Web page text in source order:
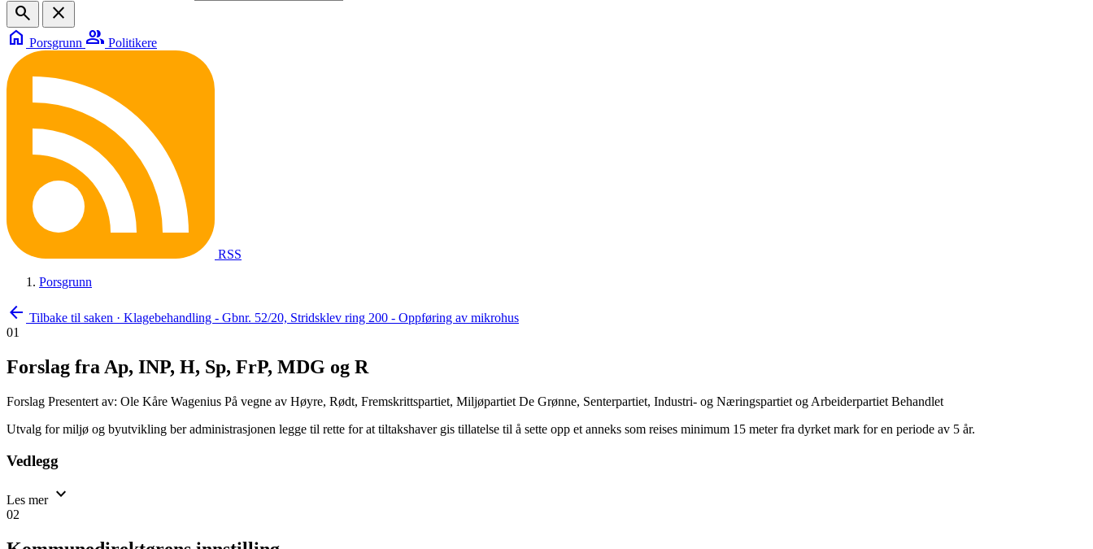
search
close
home Porsgrunn group Politikere
RSS
Porsgrunn
arrow_back Tilbake til saken · Klagebehandling - Gbnr. 52/20, Stridsklev ring 200 - Oppføring av mikrohus
01
Forslag fra Ap, INP, H, Sp, FrP, MDG og R
Forslag Presentert av: Ole Kåre Wagenius På vegne av Høyre, Rødt, Fremskrittspartiet, Miljøpartiet De Grønne, Senterpartiet, Industri- og Næringspartiet og Arbeiderpartiet Behandlet
Utvalg for miljø og byutvikling ber administrasjonen legge til rette for at tiltakshaver gis tillatelse til å sette opp et anneks som reises minimum 15 meter fra dyrket mark for en periode av 5 år.
Vedlegg
Les mer expand_more
02